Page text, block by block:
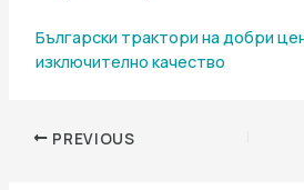
Български трактори на добри
изключително качество
PREVIOUS